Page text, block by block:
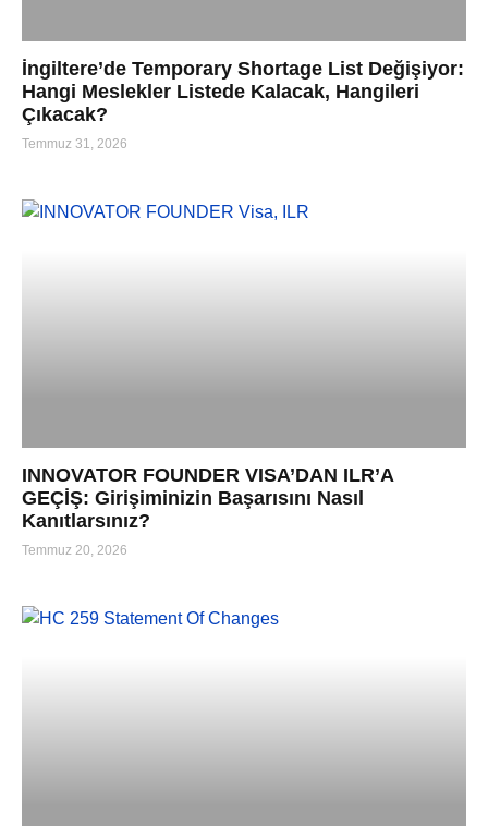
İngiltere’de Temporary Shortage List Değişiyor:
Hangi Meslekler Listede Kalacak, Hangileri
Çıkacak?
Temmuz 31, 2026
INNOVATOR FOUNDER VISA’DAN ILR’A
GEÇİŞ: Girişiminizin Başarısını Nasıl
Kanıtlarsınız?
Temmuz 20, 2026